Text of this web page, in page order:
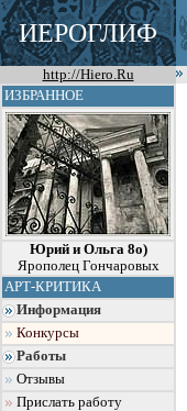
ИЕРОГЛИФ
http://Hiero.Ru
ИЗБРАННОЕ
Юрий и Ольга 8о)
Ярополец Гончаровых
АРТ-КРИТИКА
Информация
Конкурсы
Работы
Отзывы
Прислать работу